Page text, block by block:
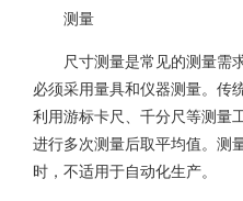
测量
尺寸测量是常见的测量需
必须采用量具和仪器测量。传
利用游标卡尺、千分尺等测量
进行多次测量后取平均值。测
时，不适用于自动化生产。